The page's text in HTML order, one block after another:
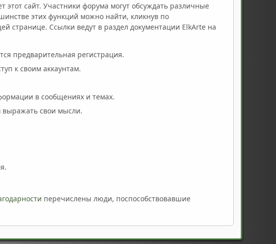
сайт. Участники форума могут обсуждать различные
этих функций можно найти, кликнув по
странице. Ссылки ведут в раздел документации ElkArte на
предварительная регистрация.
к своим аккаунтам.
в сообщениях и темах.
выражать свои мысли.
перечислены люди, поспособствовавшие